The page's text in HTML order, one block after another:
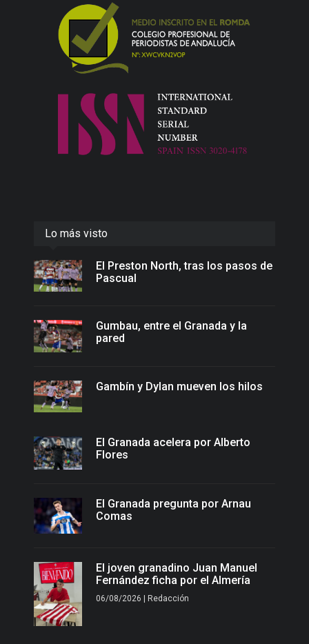
Lo más visto
El Preston North, tras los pasos de
Pascual
Gumbau, entre el Granada y la
pared
Gambín y Dylan mueven los hilos
El Granada acelera por Alberto
Flores
El Granada pregunta por Arnau
Comas
El joven granadino Juan Manuel
Fernández ficha por el Almería
06/08/2026 | Redacción